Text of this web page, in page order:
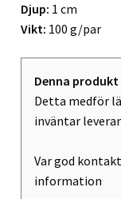
Djup: 1 cm
Vikt: 100 g/par
Denna produkt
Detta medför
inväntar
Var god
information